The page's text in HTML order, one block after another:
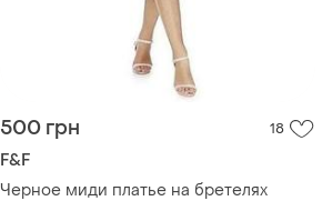
500 грн 18
F&F
Черное миди платье на бретелях